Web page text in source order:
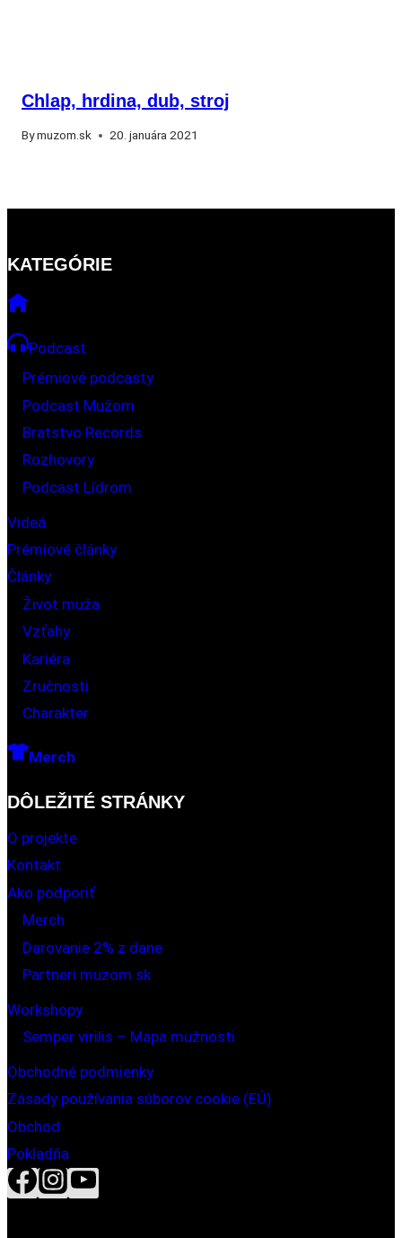
Chlap, hrdina, dub, stroj
Bymuzom.sk 20. januára 2021
KATEGÓRIE
Podcast
Prémiové podcasty
Podcast Mužom
Bratstvo Records
Rozhovory
Podcast Lídrom
Videá
Prémiové články
Články
Život muža
Vzťahy
Kariéra
Zručnosti
Charakter
Merch
DÔLEŽITÉ STRÁNKY
O projekte
Kontakt
Ako podporiť
Merch
Darovanie 2% z dane
Partneri muzom.sk
Workshopy
Semper virilis – Mapa mužnosti
Obchodné podmienky
Zásady používania súborov cookie (EÚ)
Obchod
Pokladňa